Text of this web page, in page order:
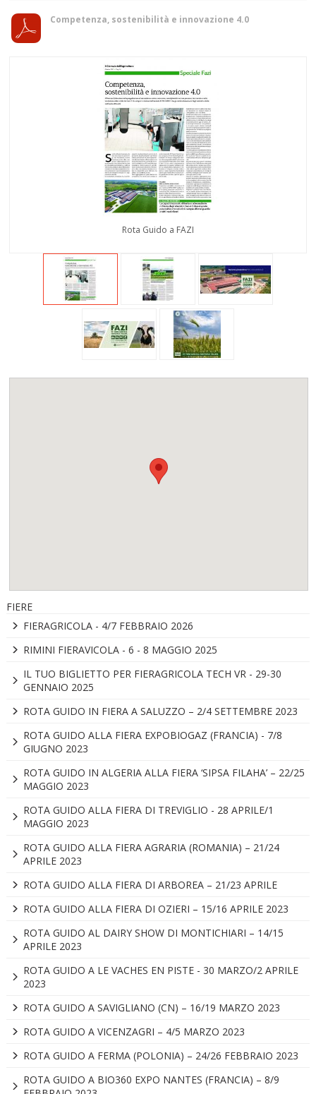
Competenza, sostenibilità e innovazione 4.0
Rota Guido a FAZI
FIERE
FIERAGRICOLA - 4/7 FEBBRAIO 2026
RIMINI FIERAVICOLA - 6 - 8 MAGGIO 2025
IL TUO BIGLIETTO PER FIERAGRICOLA TECH VR - 29-30
GENNAIO 2025
ROTA GUIDO IN FIERA A SALUZZO – 2/4 SETTEMBRE 2023
ROTA GUIDO ALLA FIERA EXPOBIOGAZ (FRANCIA) - 7/8
GIUGNO 2023
ROTA GUIDO IN ALGERIA ALLA FIERA ‘SIPSA FILAHA’ – 22/25
MAGGIO 2023
ROTA GUIDO ALLA FIERA DI TREVIGLIO - 28 APRILE/1
MAGGIO 2023
ROTA GUIDO ALLA FIERA AGRARIA (ROMANIA) – 21/24
APRILE 2023
ROTA GUIDO ALLA FIERA DI ARBOREA – 21/23 APRILE
ROTA GUIDO ALLA FIERA DI OZIERI – 15/16 APRILE 2023
ROTA GUIDO AL DAIRY SHOW DI MONTICHIARI – 14/15
APRILE 2023
ROTA GUIDO A LE VACHES EN PISTE - 30 MARZO/2 APRILE
2023
ROTA GUIDO A SAVIGLIANO (CN) – 16/19 MARZO 2023
ROTA GUIDO A VICENZAGRI – 4/5 MARZO 2023
ROTA GUIDO A FERMA (POLONIA) – 24/26 FEBBRAIO 2023
ROTA GUIDO A BIO360 EXPO NANTES (FRANCIA) – 8/9